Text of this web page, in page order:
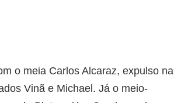
o meia Carlos Alcaraz, expulso na
Vinã e Michael. Já o meio-